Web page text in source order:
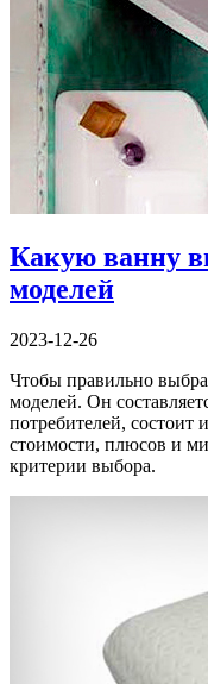
Какую ванну
моделей
2023-12-26
Чтобы правильно
моделей. Он
потребителей, состоит
стоимости, плюсов и
критерии выбора.